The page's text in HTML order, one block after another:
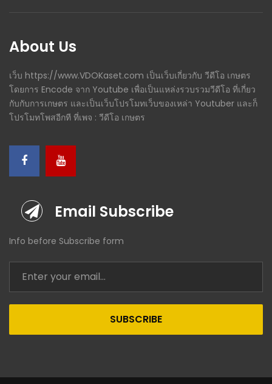
About Us
เว็บ https://www.VDOKaset.com เป็นเว็บเกี่ยวกับ วีดีโอ เกษตร
โดยการ Encode จาก Youtube เพื่อเป็นแหล่งรวบรวมวีดีโอ ที่เกี่ยว
กับกับการเกษตร และเป็นเว็บโปรโมทเว็บของเหล่า Youtuber และก็
โปรโมทโพสอีกที ที่เพจ : วีดีโอ เกษตร
Email Subscribe
Info before Subscribe form
SUBSCRIBE